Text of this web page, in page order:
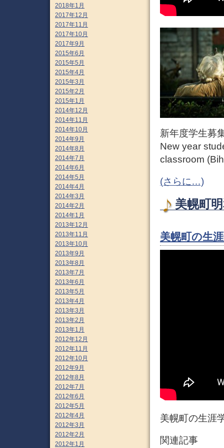
新年度学生募
New year
classroom
(さらに…)
美幌町
美幌町の生
美幌町の生涯
関連記事
2018年1月
2017年12月
2017年11月
2017年10月
2017年9月
2015年6月
2015年5月
2015年4月
2015年3月
2015年2月
2015年1月
2014年12月
2014年11月
2014年10月
2014年9月
2014年8月
2014年7月
2014年6月
2014年5月
2014年4月
2014年3月
2014年2月
2014年1月
2013年12月
2013年11月
2013年10月
2013年9月
2013年8月
2013年7月
2013年6月
2013年5月
2013年4月
2013年3月
2013年2月
2013年1月
2012年12月
2012年11月
2012年10月
2012年9月
2012年8月
2012年7月
2012年6月
2012年5月
2012年4月
2012年3月
2012年2月
2012年1月